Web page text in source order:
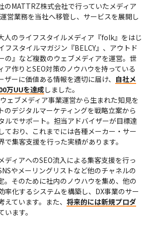
のMATTRZ株式会社で行っていたメディア
営業務を当社へ移管し、サービスを展開し
人のライフスタイルメディア『folk』をはじ
フスタイルマガジン『BELCY』、アウトド
の』など複数のウェブメディアを運営。世
ア作りとSEO対策のノウハウを持っている
ーに価値ある情報を適切に届け、 自社メ
万UUを達成しました。
ェブメディア事業運営から生まれた知見を
のデジタルマーケティングを戦略立案から
ルでサポート。担当アドバイザーが目標達
ており、これまでには各種メーカー・サー
で集客支援を行った実績があります。
ディアへのSEO流入による集客支援を行っ
やメーリングリストなど他のチャネルの
。そのために社内のノウハウを集め、他の
率化するシステムを構築し、DX事業のサー
ています。また、 将来的には新規プロダ
います。